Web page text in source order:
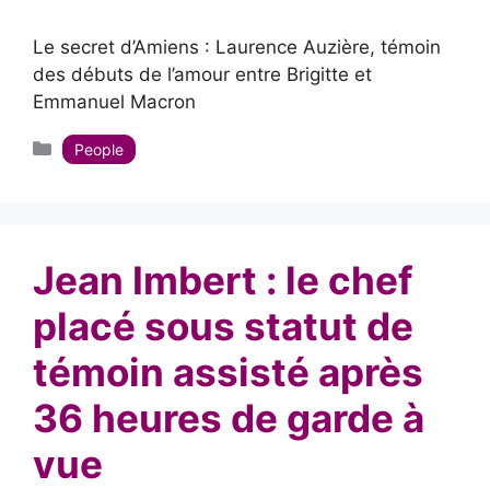
Le secret d’Amiens : Laurence Auzière, témoin
des débuts de l’amour entre Brigitte et
Emmanuel Macron
Catégories
People
Jean Imbert : le chef
placé sous statut de
témoin assisté après
36 heures de garde à
vue